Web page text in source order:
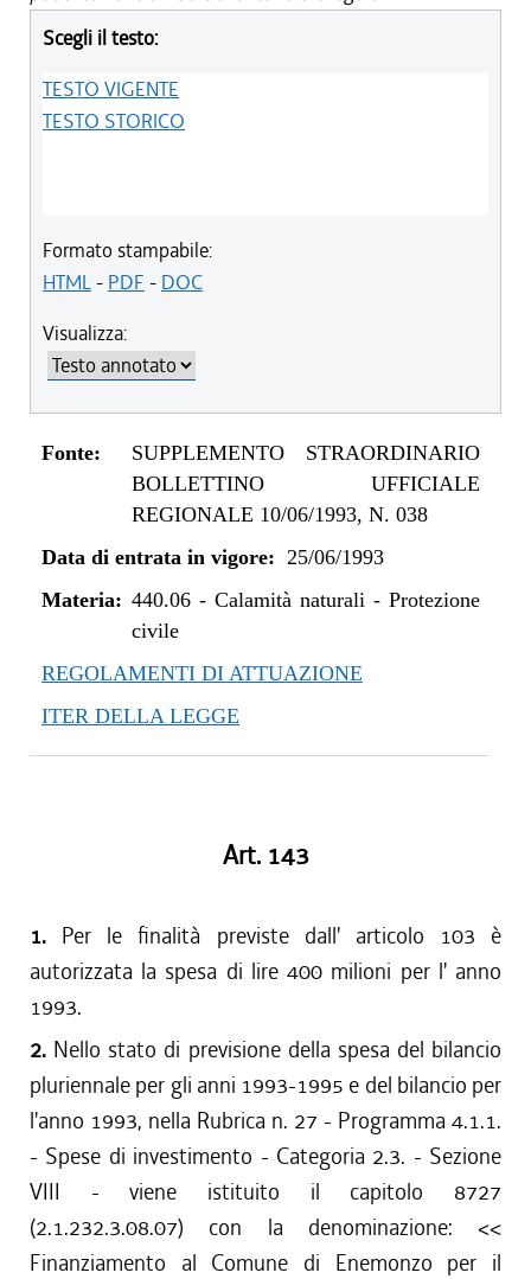
Scegli il testo:
TESTO VIGENTE
TESTO STORICO
Formato stampabile:
HTML- PDF - DOC
Visualizza:
Fonte:
SUPPLEMENTO STRAORDINARIO
BOLLETTINO UFFICIALE
REGIONALE 10/06/1993, N. 038
Data di entrata in vigore: 25/06/1993
Materia: 440.06- Calamità naturali - Protezione
civile
REGOLAMENTI DI ATTUAZIONE
ITER DELLA LEGGE
Art. 143
1. Per le finalità previste dall' articolo 103 è
autorizzata la spesa di lire 400 milioni per l' anno
1993.
2. Nello stato di previsione della spesa del bilancio
pluriennale per gli anni 1993-1995 e del bilancio per
l'anno 1993, nella Rubrica n. 27 - Programma 4.1.1.
- Spese di investimento - Categoria 2.3. - Sezione
VIII - viene istituito il capitolo 8727
(2.1.232.3.08.07) con la denominazione: <<
Finanziamento al Comune di Enemonzo per il